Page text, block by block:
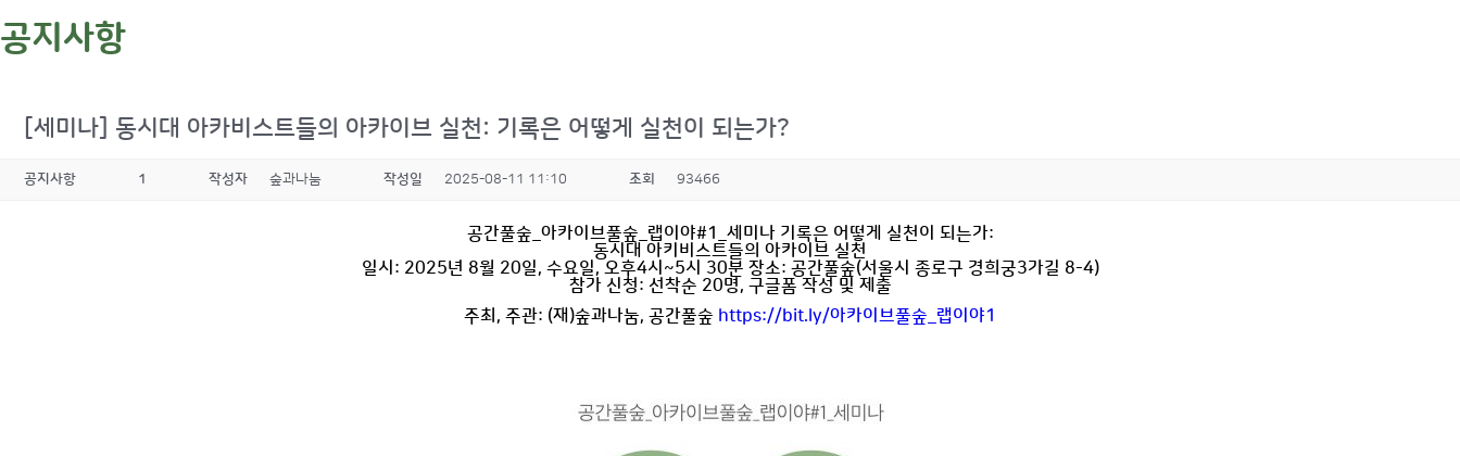
공지사항
[세미나] 동시대 아카비스트들의 아카이브 실천: 기록은 어떻게 실천이 되는가?
공지사항 1 작성자 숲과나눔 작성일 2025-08-11 11:10 조회 93466
공간풀숲_아카이브풀숲_랩이야#1_세미나 기록은 어떻게 실천이 되는가:
동시대 아키비스트들의 아카이브 실천
일시: 2025년 8월 20일, 수요일, 오후4시~5시 30분 장소: 공간풀숲(서울시 종로구 경희궁3가길 8-4)
참가 신청: 선착순 20명, 구글폼 작성 및 제출
주최, 주관: (재)숲과나눔, 공간풀숲 https://bit.ly/아카이브풀숲_랩이야1